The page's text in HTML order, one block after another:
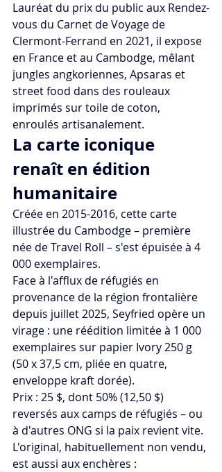
Lauréat du prix du public aux Rendez-
vous du Carnet de Voyage de
Clermont-Ferrand en 2021, il expose
en France et au Cambodge, mêlant
jungles angkoriennes, Apsaras et
street food dans des rouleaux
imprimés sur toile de coton,
enroulés artisanalement.​
La carte iconique
renaît en édition
humanitaire
Créée en 2015-2016, cette carte
illustrée du Cambodge – première
née de Travel Roll – s'est épuisée à 4
000 exemplaires.
Face à l'afflux de réfugiés en
provenance de la région frontalière
depuis juillet 2025, Seyfried opère un
virage : une réédition limitée à 1 000
exemplaires sur papier Ivory 250 g
(50 x 37,5 cm, pliée en quatre,
enveloppe kraft dorée).
Prix : 25 $, dont 50% (12,50 $)
reversés aux camps de réfugiés – ou
à d'autres ONG si la paix revient vite.
L'original, habituellement non vendu,
est aussi aux enchères :